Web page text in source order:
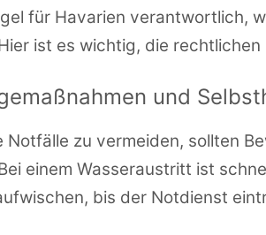
für Havarien verantwortlich,
ist es wichtig, die
und
Notfälle zu vermeiden, sollten
einem Wasseraustritt ist
bis der Notdienst